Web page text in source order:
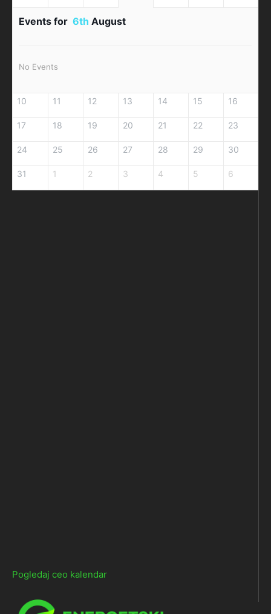
Events for 6th August
No Events
10 11 12 13 14 15 16
17 18 19 20 21 22 23
24 25 26 27 28 29 30
31 1 2 3 4 5 6
Pogledaj ceo kalendar